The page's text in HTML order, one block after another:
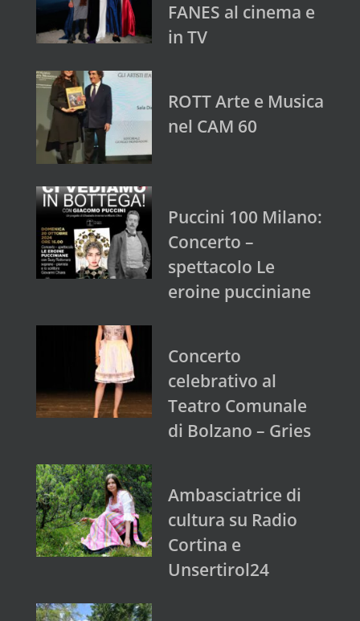
FANES al cinema e
in TV
ROTT Arte e Musica
nel CAM 60
Puccini 100 Milano:
Concerto –
spettacolo Le
eroine pucciniane
Concerto
celebrativo al
Teatro Comunale
di Bolzano – Gries
Ambasciatrice di
cultura su Radio
Cortina e
Unsertirol24